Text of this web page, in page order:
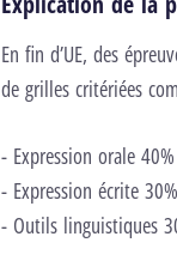
En fin d’UE, des
de grilles critériées
- Expression orale 40%
- Expression écrite 30%
- Outils linguistiques